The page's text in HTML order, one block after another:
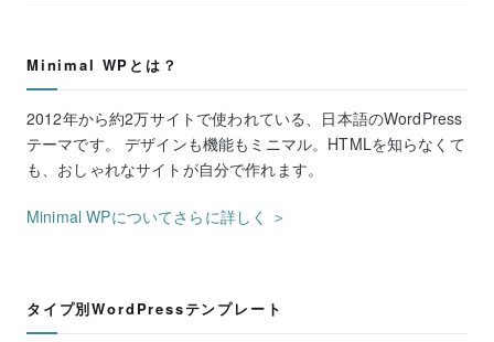
Minimal WPとは？
2012年から約2万サイトで使われている、日本語のWordPress
テーマです。 デザインも機能もミニマル。HTMLを知らなくて
も、おしゃれなサイトが自分で作れます。
Minimal WPについてさらに詳しく ＞
タイプ別WordPressテンプレート